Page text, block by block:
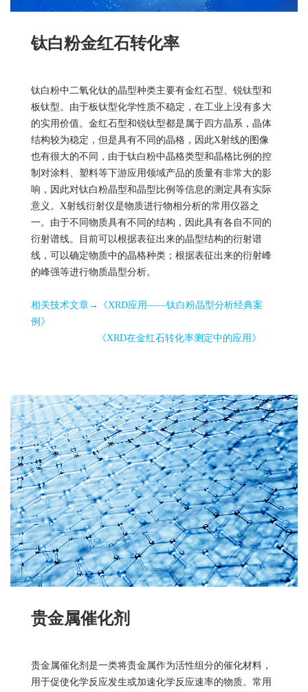
钛白粉金红石转化率
钛白粉中二氧化钛的晶型种类主要有金红石型、锐钛型和
板钛型。由于板钛型化学性质不稳定，在工业上没有多大
的实用价值。金红石型和锐钛型都是属于四方晶系，晶体
结构较为稳定，但是具有不同的晶格，因此X射线的图像
也有很大的不同，由于钛白粉中晶格类型和晶格比例的控
制对涂料、塑料等下游应用领域产品的质量有非常大的影
响，因此对钛白粉晶型和晶型比例等信息的测定具有实际
意义。X射线衍射仪是物质进行物相分析的常用仪器之
一。由于不同物质具有不同的结构，因此具有各自不同的
衍射谱线。目前可以根据表征出来的晶型结构的衍射谱
线，可以确定物质中的晶格种类；根据表征出来的衍射峰
的峰强等进行物质晶型分析。
相关技术文章→
《XRD应用——钛白粉晶型分析经典案
例》
《XRD在金红石转化率测定中的应用》
贵金属催化剂
贵金属催化剂是一类将贵金属作为活性组分的催化材料，
用于促使化学反应发生或加速化学反应速率的物质。常用